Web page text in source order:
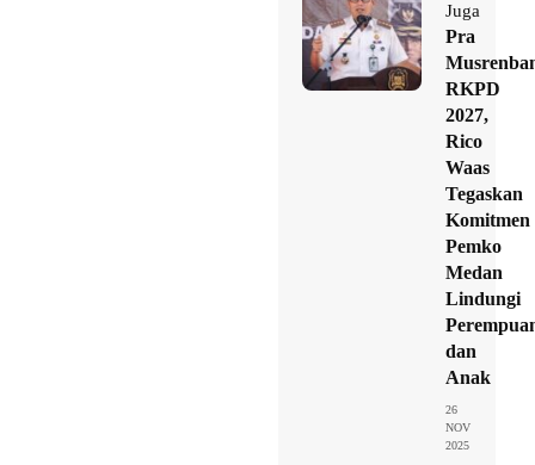
Juga
Pra
RKPD
2027,
Rico
Waas
Tegaskan
Komitmen
Pemko
Medan
Lindungi
dan
Anak
26
NOV
2025